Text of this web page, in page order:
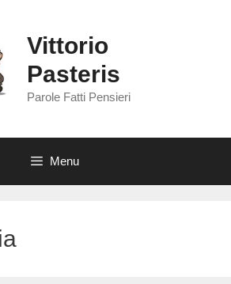
Vittorio
Pasteris
Parole Fatti Pensieri
Menu